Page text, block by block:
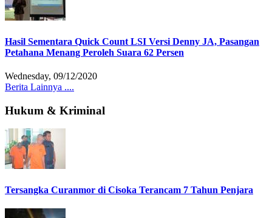
Hasil Sementara Quick Count LSI Versi Denny JA, Pasangan
Petahana Menang Peroleh Suara 62 Persen
Wednesday, 09/12/2020
Berita Lainnya ....
Hukum & Kriminal
Tersangka Curanmor di Cisoka Terancam 7 Tahun Penjara